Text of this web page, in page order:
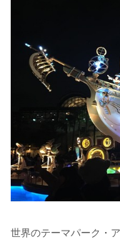
世界のテーマパーク・